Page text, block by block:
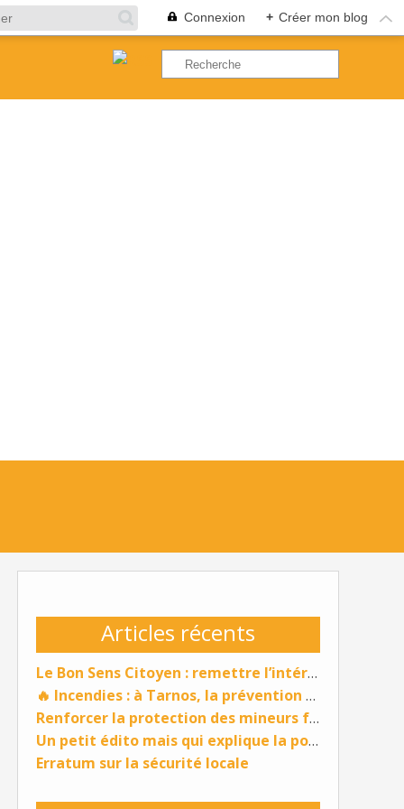
Connexion + Créer mon blog
Articles récents
Le Bon Sens Citoyen : remettre l’intérêt général au cœur de l’action publique
🔥 Incendies : à Tarnos, la prévention ne peut plus attendre
Renforcer la protection des mineurs face aux violences sexuelles
Un petit édito mais qui explique la position du groupe tarnos pour tous :
Erratum sur la sécurité locale